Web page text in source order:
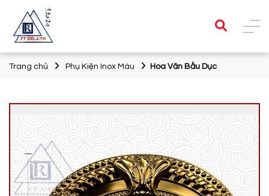
Trang chủ Phụ Kiện Inox Màu Hoa Văn Bầu Dục